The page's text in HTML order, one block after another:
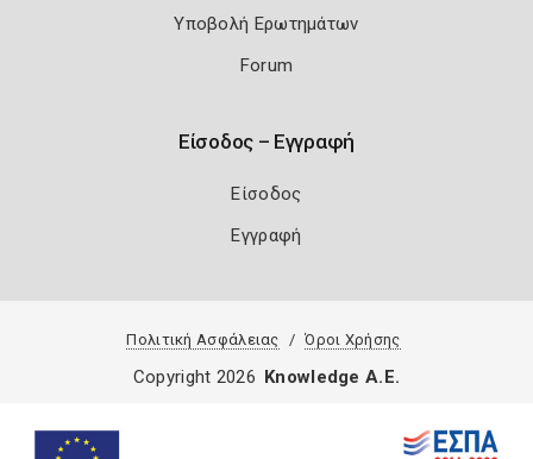
Υποβολή Ερωτημάτων
Forum
Είσοδος – Εγγραφή
Είσοδος
Εγγραφή
Πολιτική Ασφάλειας Όροι Χρήσης
Copyright 2026 Knowledge A.E.